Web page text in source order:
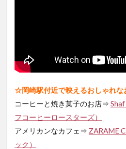
☆岡崎駅付近で映えるおしゃれな
コーヒーと焼き菓子のお店⇒
フコーヒーロースターズ）
アメリカンなカフェ⇒ ZARAME
ック）